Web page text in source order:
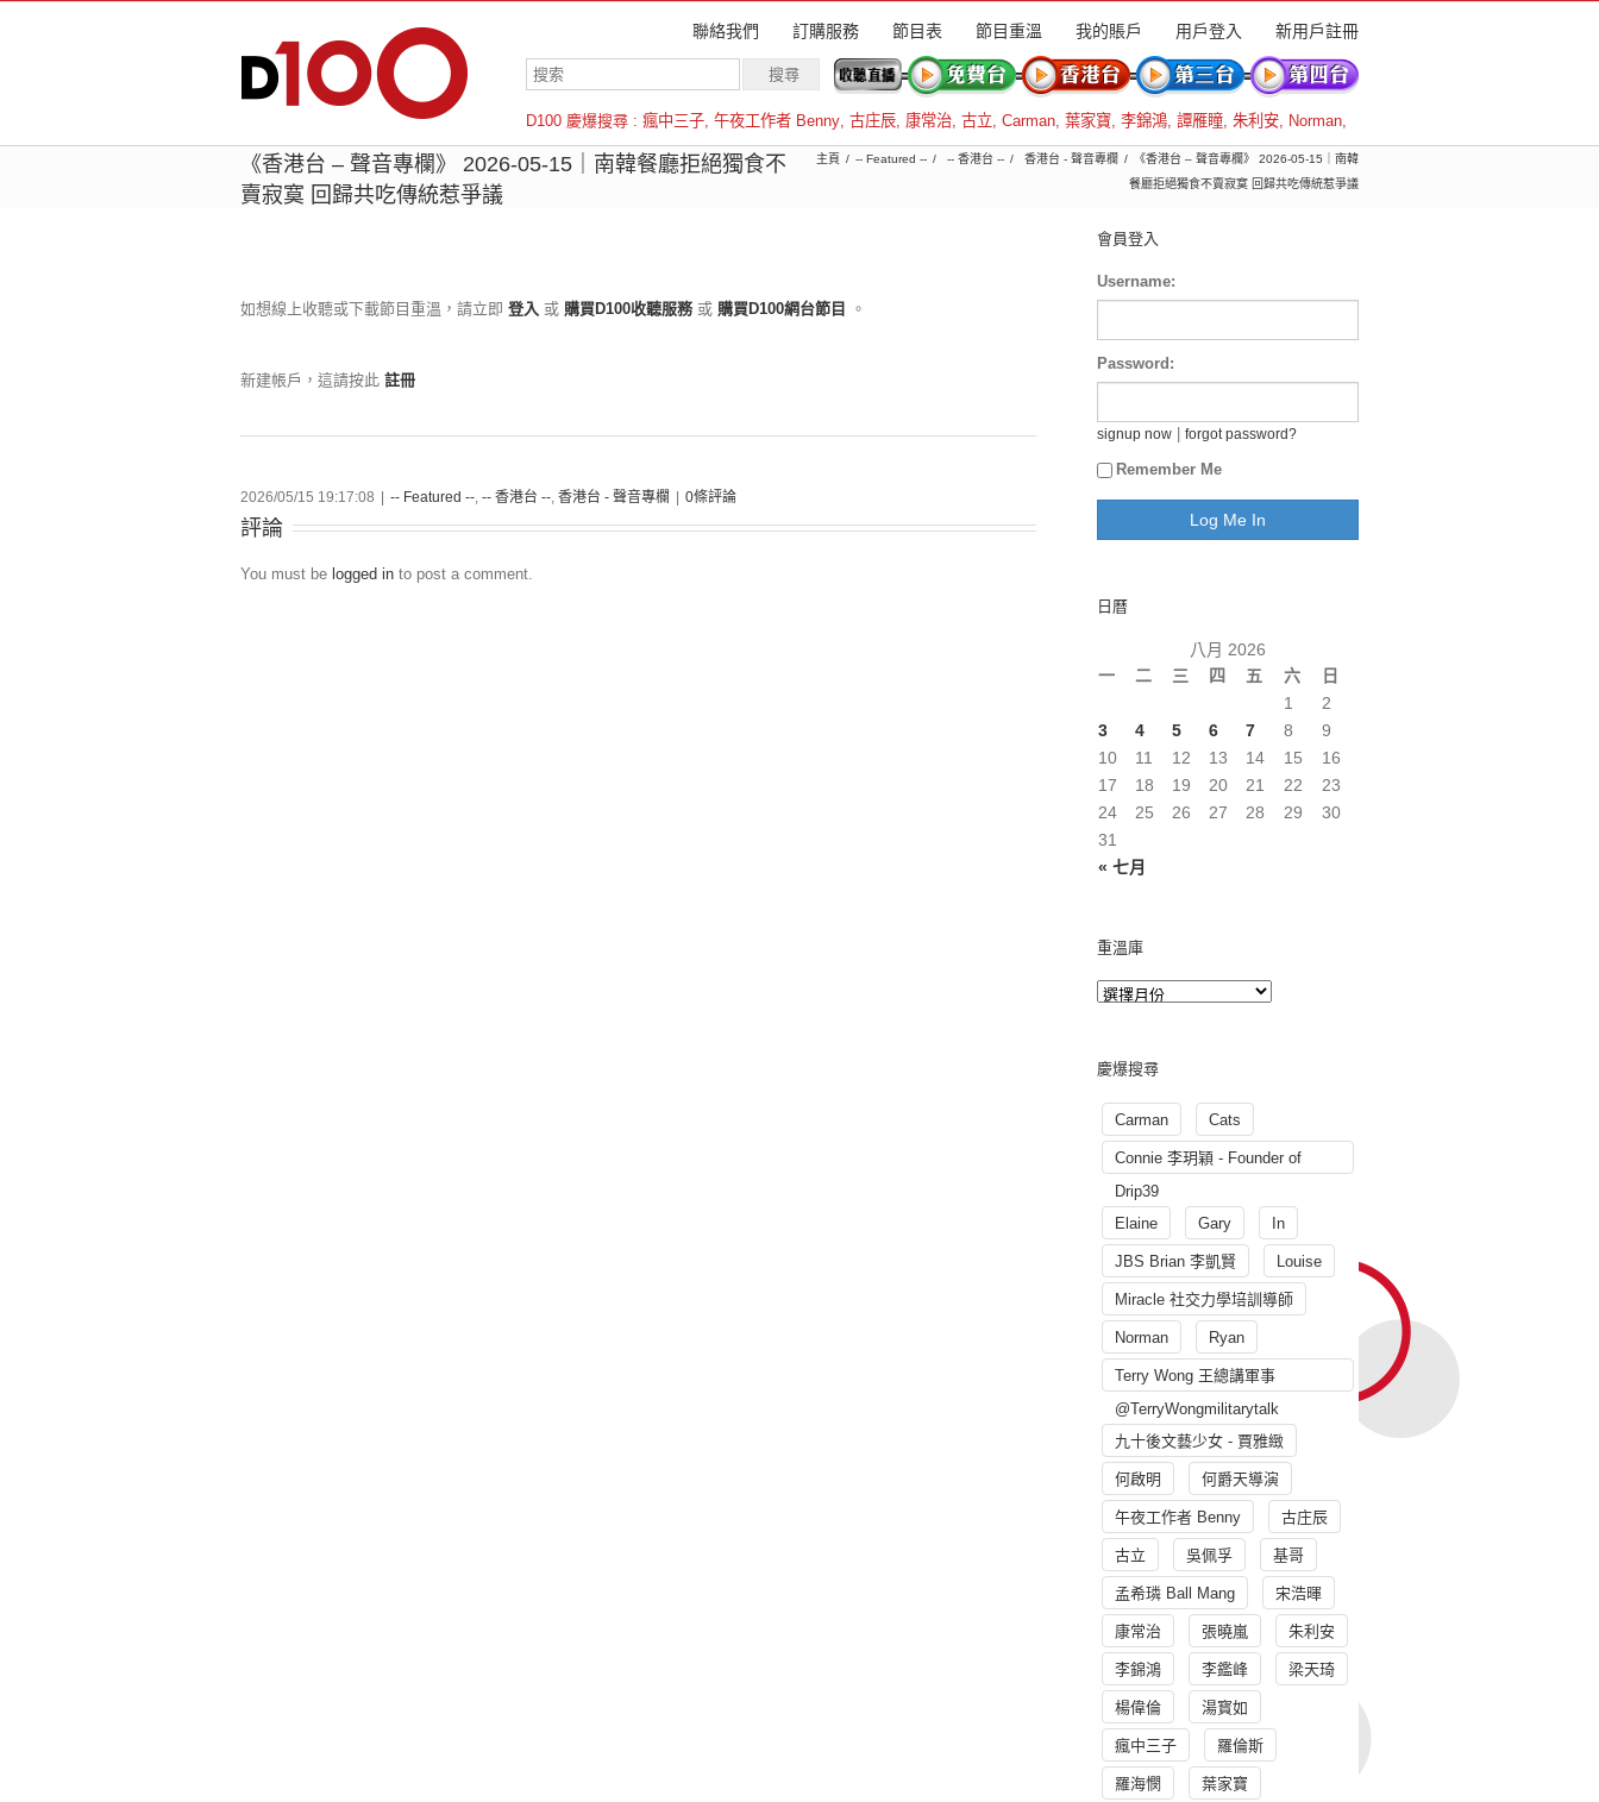
聯絡我們 訂購服務 節目表 節目重溫 我的賬戶 用戶登入 新用戶註冊
D100 慶爆搜尋 : 瘋中三子, 午夜工作者 Benny, 古庄辰, 康常治, 古立, Carman, 葉家寶, 李錦鴻, 譚雁瞳, 朱利安, Norman,
羅倫斯
《香港台 – 聲音專欄》 2026-05-15｜南韓餐廳拒絕獨食不
賣寂寞 回歸共吃傳統惹爭議
主頁 -- Featured -- -- 香港台 -- 香港台 - 聲音專欄
《香港台 – 聲音專欄》 2026-05-15｜南韓
餐廳拒絕獨食不賣寂寞 回歸共吃傳統惹爭議
如想線上收聽或下載節目重溫，請立即 登入 或 購買D100收聽服務 或 購買D100網台節目 。
新建帳戶，這請按此 註冊
2026/05/15 19:17:08 -- Featured --, -- 香港台 --, 香港台 - 聲音專欄 0條評論
評論
You must be logged in to post a comment.
會員登入
Username:
Password:
signup now forgot password?
Remember Me
日曆
八月 2026
一
二 三 四 五 六 日
« 七月
1
2
3
4 5 6 7 8
9
10
11 12 13 14 15
16
17
18 19 20 21 22
23
24
25 26 27 28 29
30
31
重溫庫
慶爆搜尋
Carman Cats
Connie 李玥穎 - Founder of
Drip39
Elaine
Gary In
JBS Brian 李凱賢 Louise
Miracle 社交力學培訓導師
Norman Ryan
Terry Wong 王總講軍事
@TerryWongmilitarytalk
九十後文藝少女 - 賈雅緻
何啟明 何爵天導演
午夜工作者 Benny 古庄辰
古立 吳佩孚 基哥
孟希璘 Ball Mang 宋浩暉
康常治 張曉嵐 朱利安
李錦鴻 李鑑峰 梁天琦
楊偉倫 湯寳如
瘋中三子 羅倫斯
羅海憫 葉家寶